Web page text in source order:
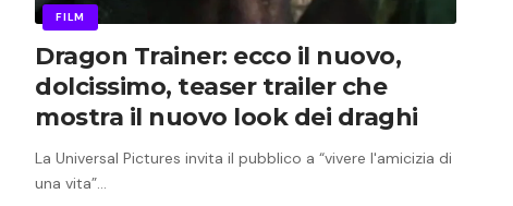
FILM
Dragon Trainer: ecco il nuovo,
dolcissimo, teaser trailer che
mostra il nuovo look dei draghi
La Universal Pictures invita il pubblico a “vivere l'amicizia di
una vita”…